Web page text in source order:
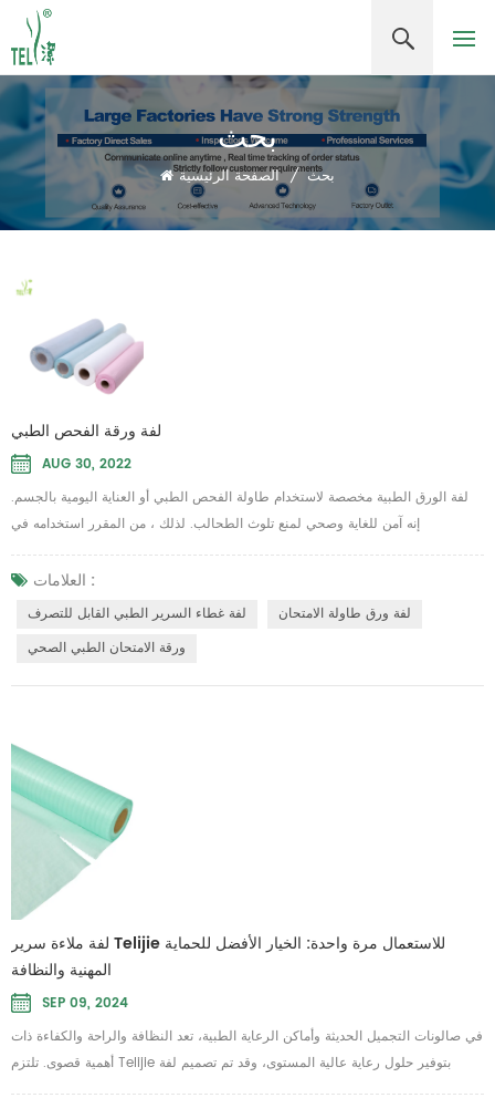
بحث
الصفحة الرئيسية / بحث
لفة ورقة الفحص الطبي
AUG 30, 2022
لفة الورق الطبية مخصصة لاستخدام طاولة الفحص الطبي أو العناية اليومية بالجسم.
إنه آمن للغاية وصحي لمنع تلوث الطحالب. لذلك ، من المقرر استخدامه في
المستشفى العام أو صالون رسائل التجميل لوضعه على سرير المرض لعزل الغبار
والسائل والمواد الأخرى غير المرغوب فيها. المواد والحزمة عادةً ما تكون مصنوعة من
ورق جانبي واحد وفيلم PE جانب واحد ، وهذا يعني أن جانبًا واحدًا يمكنه امتصاص الماء ،
العلامات :
لفة غطاء السرير الطبي القابل للتصرف
لفة ورق طاولة الامتحان
ورقة الامتحان الطبي الصحي
لفة ملاءة سرير Telijie للاستعمال مرة واحدة: الخيار الأفضل للحماية
المهنية والنظافة
SEP 09, 2024
في صالونات التجميل الحديثة وأماكن الرعاية الطبية، تعد النظافة والراحة والكفاءة ذات
أهمية قصوى. تلتزم Telijie بتوفير حلول رعاية عالية المستوى، وقد تم تصميم لفة
ملاءات السرير التي تستخدم لمرة واحدة خصيصًا لتلبية هذه الاحتياجات. إنه مثالي